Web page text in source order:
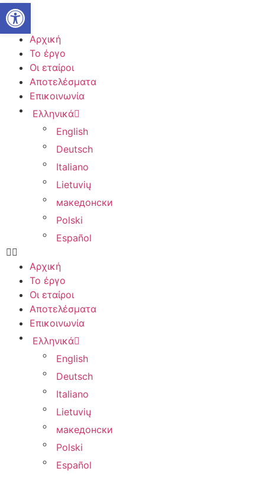
Αρχική
Το έργο
Οι εταίροι
Αποτελέσματα
Επικοινωνία
Ελληνικά
English
Deutsch
Italiano
Lietuvių
македонски
Polski
Español
Αρχική
Το έργο
Οι εταίροι
Αποτελέσματα
Επικοινωνία
Ελληνικά
English
Deutsch
Italiano
Lietuvių
македонски
Polski
Español
Ανοίξτε τη γραμμή εργαλείων